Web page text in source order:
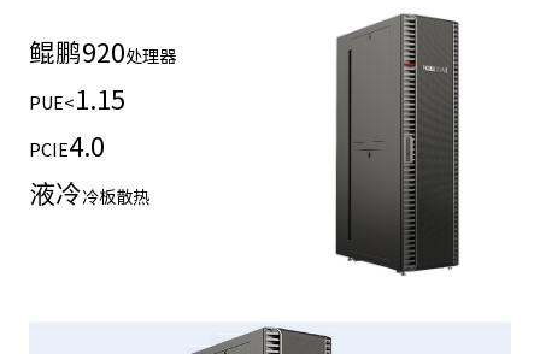
鲲鹏920处理器
PUE< 1.15
PCIE4.0
液冷冷板散热